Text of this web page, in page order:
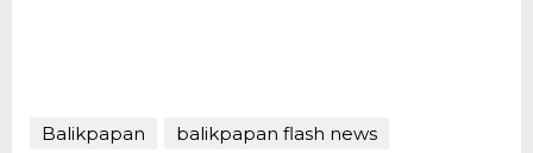
Balikpapan
balikpapan flash news